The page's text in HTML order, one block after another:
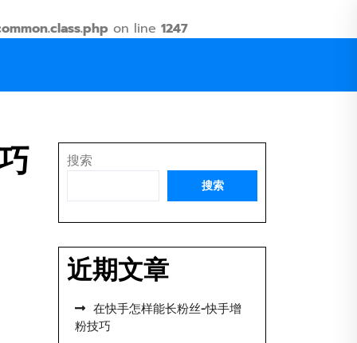
on line 1247
搜索
搜索
近期文章
在快手怎样能长粉丝-快手增
粉技巧